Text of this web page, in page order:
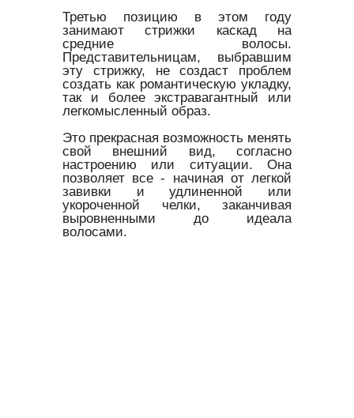
Третью позицию в этом году
занимают стрижки каскад на
средние волосы.
Представительницам, выбравшим
эту стрижку, не создаст проблем
создать как романтическую укладку,
так и более экстравагантный или
легкомысленный образ.
Это прекрасная возможность менять
свой внешний вид, согласно
настроению или ситуации. Она
позволяет все - начиная от легкой
завивки и удлиненной или
укороченной челки, заканчивая
выровненными до идеала
волосами.